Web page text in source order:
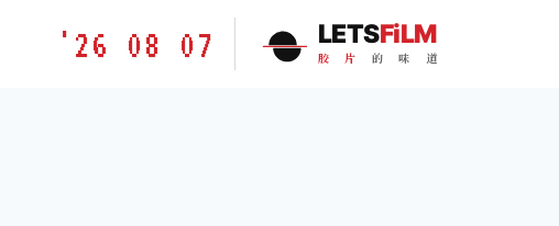
胶'26 08 07 LETSFiLM
胶 片 的 味 道